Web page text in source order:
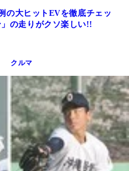
の大ヒットEVを徹底チェッ
の走りがクソ楽しい!!
クルマ